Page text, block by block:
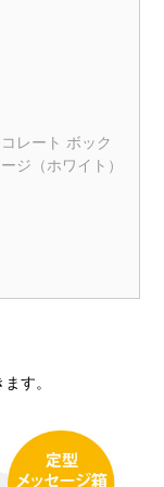
レート ボック
ジ（ホワイト）
す。